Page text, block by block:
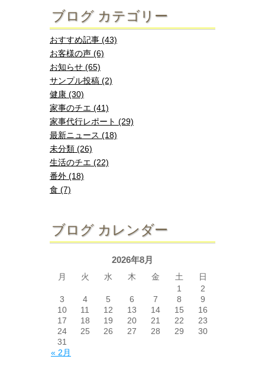
ブログ カテゴリー
おすすめ記事 (43)
お客様の声 (6)
お知らせ (65)
サンプル投稿 (2)
健康 (30)
家事のチエ (41)
家事代行レポート (29)
最新ニュース (18)
未分類 (26)
生活のチエ (22)
番外 (18)
食 (7)
ブログ カレンダー
2026年8月
月
火 水 木 金 土 日
« 2月
1
2
3
4 5 6 7 8
9
10
11 12 13 14 15
16
17
18 19 20 21 22
23
24
25 26 27 28 29
30
31